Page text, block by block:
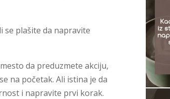
se plašite da napravite
da preduzmete akciju,
na početak. Ali istina je da
i napravite prvi korak.